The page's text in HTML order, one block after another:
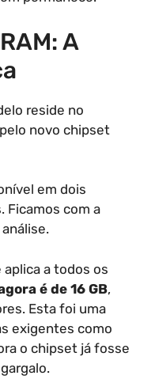
A
reside no
novo chipset
em dois
Ficamos com a
aplica a todos os
é de 16 GB,
Esta foi uma
exigentes como
o chipset já fosse